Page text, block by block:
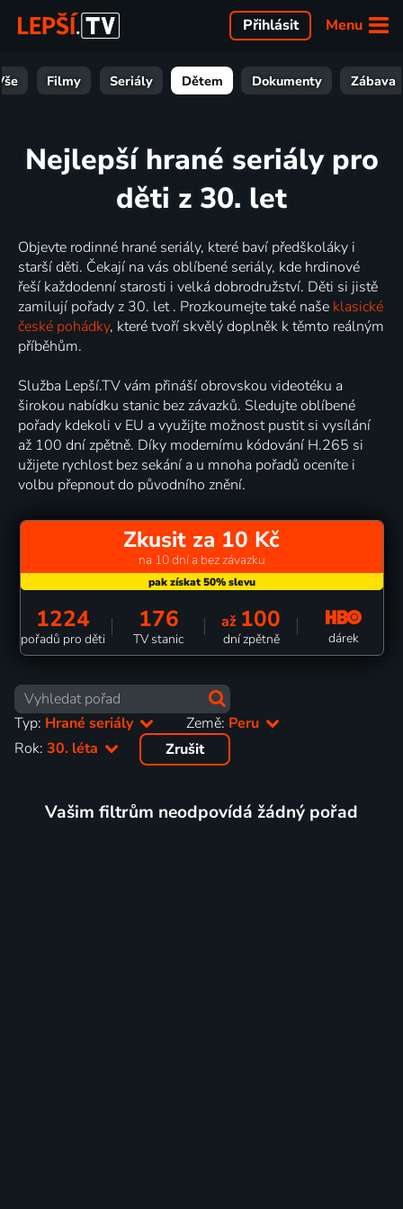
Menu
Přihlásit
Filmy Seriály Dětem Dokumenty Zábava
Nejlepší hrané seriály pro
děti z 30. let
Objevte rodinné hrané seriály, které baví předškoláky i
starší děti. Čekají na vás oblíbené seriály, kde hrdinové
řeší každodenní starosti i velká dobrodružství. Děti si jistě
zamilují pořady z 30. let . Prozkoumejte také naše klasické
české pohádky, které tvoří skvělý doplněk k těmto reálným
příběhům.
Služba Lepší.TV vám přináší obrovskou videotéku a
širokou nabídku stanic bez závazků. Sledujte oblíbené
pořady kdekoli v EU a využijte možnost pustit si vysílání
až 100 dní zpětně. Díky modernímu kódování H.265 si
užijete rychlost bez sekání a u mnoha pořadů oceníte i
volbu přepnout do původního znění.
Zkusit za 10 Kč
na 10 dní a bez závazku
1224
pořadů pro děti
176
TV stanic
až 100
dní zpětně dárek
Typ: Hrané seriály Země: Peru
Rok: 30. léta Zrušit
Vašim filtrům neodpovídá žádný pořad